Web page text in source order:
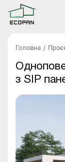
Головна
з SIP